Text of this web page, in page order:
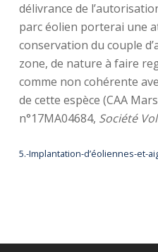
délivrance de
parc éolien porterai une
conservation du couple
zone, de nature à faire
comme non cohérente
de cette espèce (CAA
n°17MA04684, Société
5.-Implantation-d’éoliennes-et-